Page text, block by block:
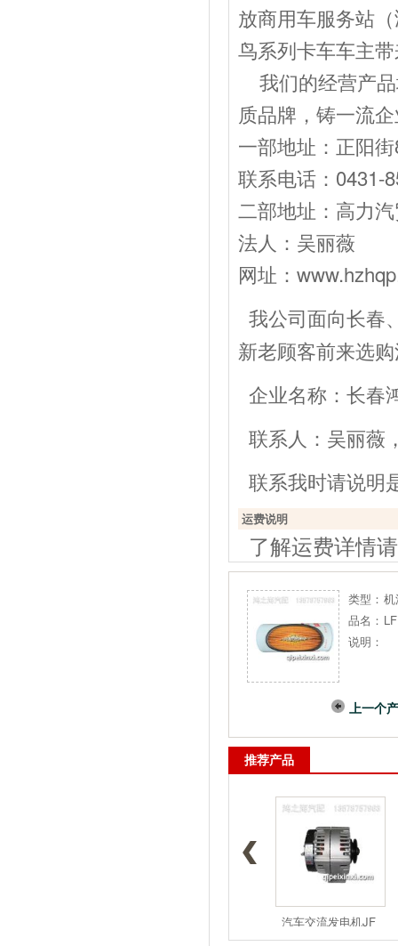
放商用车服务站
鸟系列卡车车主
我们的经营产
质品牌，铸一流
一部地址：正阳
联系电话：0431-
二部地址：高力
法人：吴丽
网址：
我公司面向长春
新老顾客前来选
企业名称：长春
联系人：吴丽薇
联系我时请说明
运费说明
了解运费详情
类型：
品名：
说明：
上一个
推荐产品
汽车交流发电机JF